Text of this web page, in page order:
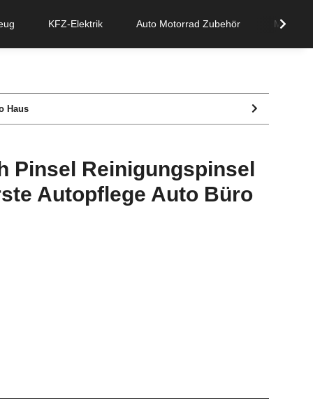
KFZ-Elektrik Auto Motorrad Zubehör
Haus
Pinsel Reinigungspinsel
Autopflege Auto Büro